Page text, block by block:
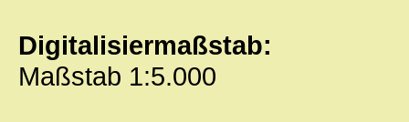
Digitalisiermaßstab:
Maßstab 1:5.000